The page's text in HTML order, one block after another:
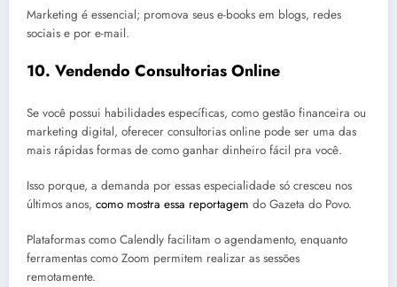
Marketing é essencial; promova seus e-books em blogs, redes
sociais e por e-mail.
10. Vendendo Consultorias Online
Se você possui habilidades específicas, como gestão financeira ou
marketing digital, oferecer consultorias online pode ser uma das
mais rápidas formas de como ganhar dinheiro fácil pra você.
Isso porque, a demanda por essas especialidade só cresceu nos
últimos anos, como mostra essa reportagem do Gazeta do Povo.
Plataformas como Calendly facilitam o agendamento, enquanto
ferramentas como Zoom permitem realizar as sessões
remotamente.